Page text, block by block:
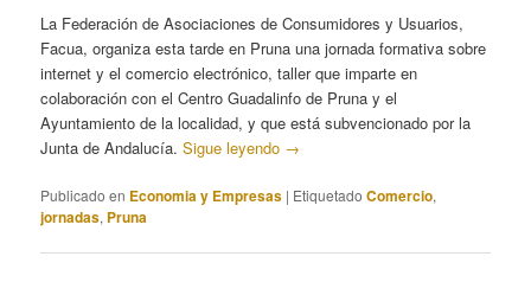
La Federación de Asociaciones de Consumidores y Usuarios,
Facua, organiza esta tarde en Pruna una jornada formativa sobre
internet y el comercio electrónico, taller que imparte en
colaboración con el Centro Guadalinfo de Pruna y el
Ayuntamiento de la localidad, y que está subvencionado por la
Junta de Andalucía.Sigue leyendo →
Publicado en Economia y Empresas | Etiquetado Comercio,
jornadas, Pruna